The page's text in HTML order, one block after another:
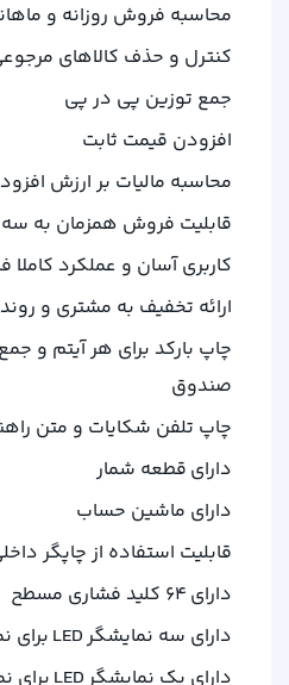
محاسبه فروش روزانه و
کنترل و حذف کالاهای
جمع توزین پی در پی
افزودن قیمت ثابت
محاسبه مالیات بر ارزش
قابلیت فروش همزمان به
کاربری آسان و عملکرد
ارائه تخفیف به مشتری و
چاپ بارکد برای هر آیتم و
صندوق
چاپ تلفن شکایات و متن
دارای قطعه شمار
دارای ماشین حساب
قابلیت استفاده از چاپگر
دارای 64 کلید فشاری مسطح
دارای سه نمایشگر LED برای نمایش وزن,قیمت واحد و قیمت کل
دارای یک نمایشگر LED برای نمایش مشتری